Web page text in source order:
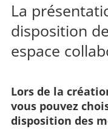
La
disposition
espace
Lors de la
vous pouvez
disposition des